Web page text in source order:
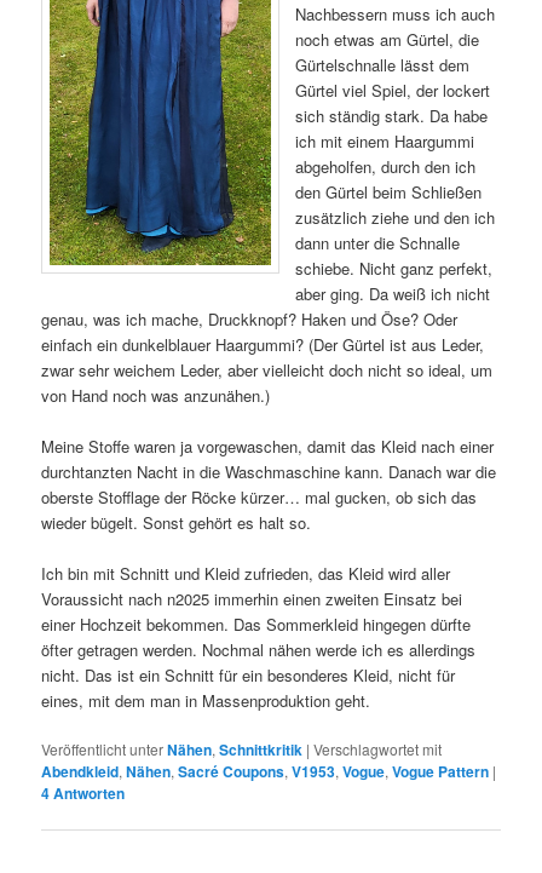
Nachbessern muss ich auch
noch etwas am Gürtel, die
Gürtelschnalle lässt dem
Gürtel viel Spiel, der lockert
sich ständig stark. Da habe
ich mit einem Haargummi
abgeholfen, durch den ich
den Gürtel beim Schließen
zusätzlich ziehe und den ich
dann unter die Schnalle
schiebe. Nicht ganz perfekt,
aber ging. Da weiß ich nicht
genau, was ich mache, Druckknopf? Haken und Öse? Oder
einfach ein dunkelblauer Haargummi? (Der Gürtel ist aus Leder,
zwar sehr weichem Leder, aber vielleicht doch nicht so ideal, um
von Hand noch was anzunähen.)
Meine Stoffe waren ja vorgewaschen, damit das Kleid nach einer
durchtanzten Nacht in die Waschmaschine kann. Danach war die
oberste Stofflage der Röcke kürzer… mal gucken, ob sich das
wieder bügelt. Sonst gehört es halt so.
Ich bin mit Schnitt und Kleid zufrieden, das Kleid wird aller
Voraussicht nach n2025 immerhin einen zweiten Einsatz bei
einer Hochzeit bekommen. Das Sommerkleid hingegen dürfte
öfter getragen werden. Nochmal nähen werde ich es allerdings
nicht. Das ist ein Schnitt für ein besonderes Kleid, nicht für
eines, mit dem man in Massenproduktion geht.
Veröffentlicht unterNähen,Schnittkritik |Verschlagwortet mit
Abendkleid,Nähen,Sacré Coupons,V1953,Vogue,Vogue Pattern |
4Antworten